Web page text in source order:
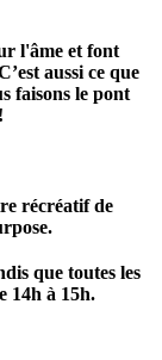
l'âme et font
aussi ce que
faisons le pont
récréatif de
que toutes les
14h à 15h.